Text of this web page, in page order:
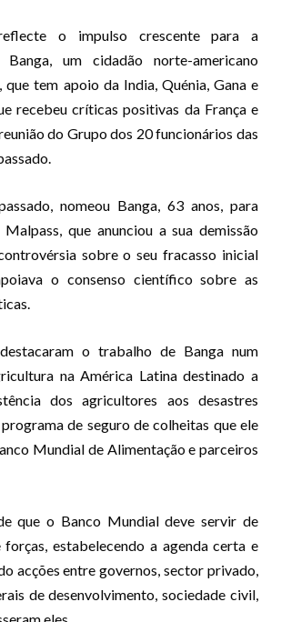
o impulso crescente para a
um cidadão norte-americano
que tem apoio da India, Quénia, Gana e
recebeu críticas positivas da França e
do Grupo dos 20 funcionários das
nomeou Banga, 63 anos, para
que anunciou a sua demissão
sobre o seu fracasso inicial
o consenso científico sobre as
o trabalho de Banga num
na América Latina destinado a
dos agricultores aos desastres
de seguro de colheitas que ele
Mundial de Alimentação e parceiros
que o Banco Mundial deve servir de
estabelecendo a agenda certa e
acções entre governos, sector privado,
de desenvolvimento, sociedade civil,